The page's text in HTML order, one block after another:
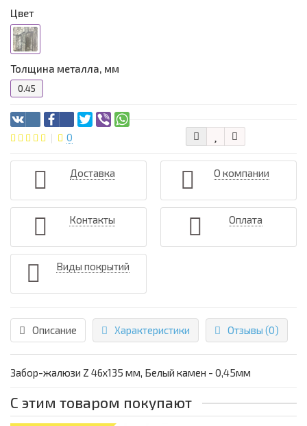
Цвет
Толщина металла, мм
0.45
0
Доставка О компании
Контакты Оплата
Виды покрытий
Описание Характеристики Отзывы (0)
Забор-жалюзи Z 46х135 мм, Белый камен - 0,45мм
С этим товаром покупают